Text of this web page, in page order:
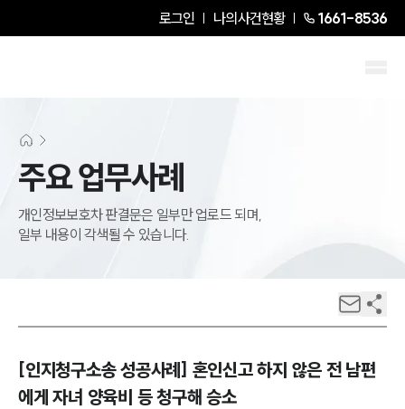
로그인 나의사건현황 1661-8536
주요 업무사례
개인정보보호차 판결문은 일부만 업로드 되며,
일부 내용이 각색될 수 있습니다.
[인지청구소송 성공사례] 혼인신고 하지 않은 전 남편
에게 자녀 양육비 등 청구해 승소